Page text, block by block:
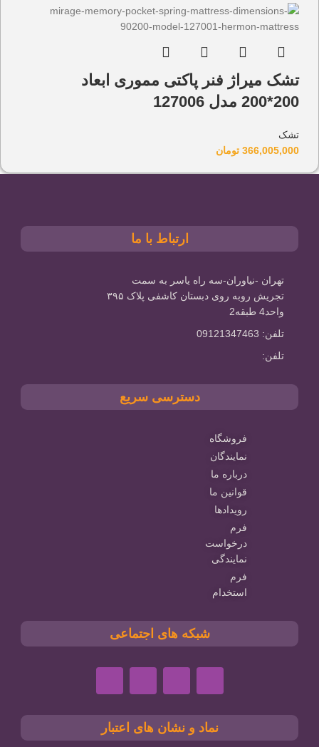
تشک میراژ فنر پاکتی مموری ابعاد
200*200 مدل 127006
تشک
366,005,000 تومان
ارتباط با ما
تهران -نیاوران-سه راه یاسر به سمت
تجریش روبه روی دبستان کاشفی پلاک ۳۹۵
واحد4 طبقه2
تلفن: 09121347463
تلفن:
دسترسی سریع
فروشگاه
نمایندگان
درباره ما
قوانین ما
رویدادها
فرم
درخواست
نمایندگی
فرم
استخدام
شبکه های اجتماعی
نماد و نشان های اعتبار